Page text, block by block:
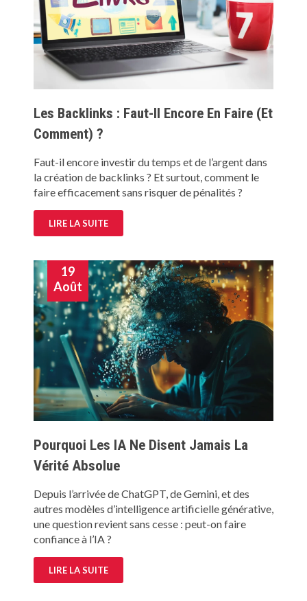
Les Backlinks : Faut-Il Encore En Faire (et
Comment) ?
Faut-il encore investir du temps et de l’argent dans
la création de backlinks ? Et surtout, comment le
faire efficacement sans risquer de pénalités ?
LIRE LA SUITE
19
Août
Pourquoi Les IA Ne Disent Jamais La
Vérité Absolue
Depuis l’arrivée de ChatGPT, de Gemini, et des
autres modèles d’intelligence artificielle générative,
une question revient sans cesse : peut-on faire
confiance à l’IA ?
LIRE LA SUITE